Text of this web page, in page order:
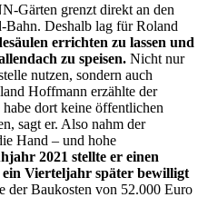
Gärten grenzt direkt an den
Bahn. Deshalb lag für Roland
errichten zu lassen und
zu speisen. Nicht nur
nutzen, sondern auch
Hoffmann erzählte der
dort keine öffentlichen
sagt er. Also nahm der
Hand – und hohe
2021 stellte er einen
Vierteljahr später bewilligt
der Baukosten von 52.000 Euro